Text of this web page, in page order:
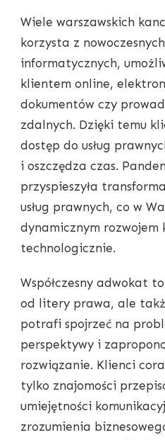
Wiele warszawskich
korzysta z
informatycznych,
klientem online,
dokumentów czy
zdalnych. Dzięki temu
dostęp do usług
i oszczędza czas.
przyspieszyła
usług prawnych, co w
dynamicznym
technologicznie.
Współczesny adwokat
od litery prawa, ale
potrafi spojrzeć na
perspektywy i
rozwiązanie. Klienci
tylko znajomości
umiejętności
zrozumienia